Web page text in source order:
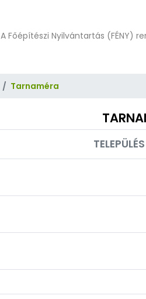
A Főépítészi Nyilvántartás (FÉNY)
Tarnaméra